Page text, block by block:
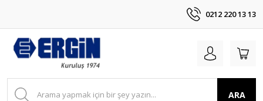
0212 220 13 13
ARA